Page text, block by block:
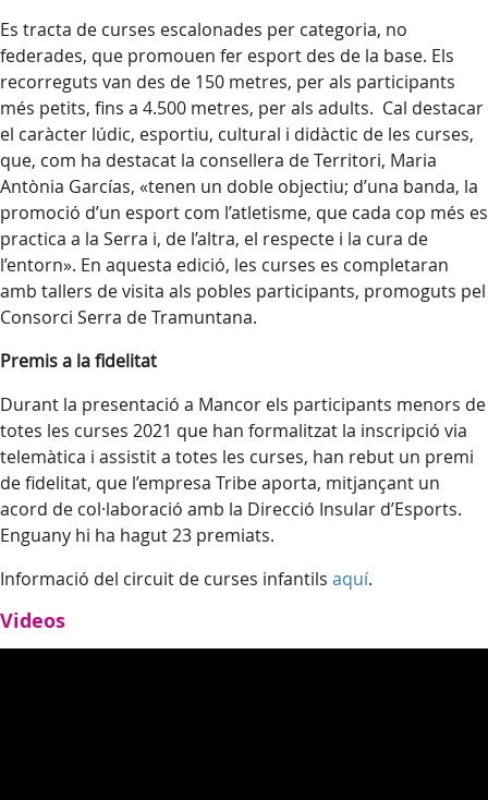
Es tracta de curses escalonades per categoria, no
federades, que promouen fer esport des de la base. Els
recorreguts van des de 150 metres, per als participants
més petits, fins a 4.500 metres, per als adults. Cal destacar
el caràcter lúdic, esportiu, cultural i didàctic de les curses,
que, com ha destacat la consellera de Territori, Maria
Antònia Garcías, «tenen un doble objectiu; d’una banda, la
promoció d’un esport com l’atletisme, que cada cop més es
practica a la Serra i, de l’altra, el respecte i la cura de
l’entorn». En aquesta edició, les curses es completaran
amb tallers de visita als pobles participants, promoguts pel
Consorci Serra de Tramuntana.
Premis a la fidelitat
Durant la presentació a Mancor els participants menors de
totes les curses 2021 que han formalitzat la inscripció via
telemàtica i assistit a totes les curses, han rebut un premi
de fidelitat, que l’empresa Tribe aporta, mitjançant un
acord de col·laboració amb la Direcció Insular d’Esports.
Enguany hi ha hagut 23 premiats.
Informació del circuit de curses infantils aquí.
Videos